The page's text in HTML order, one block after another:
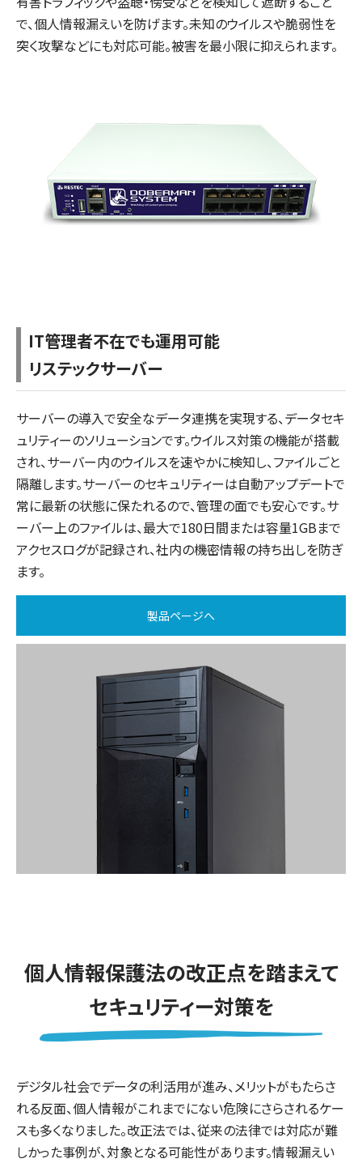
で、個人情報漏えいを防げます。未知のウイルスや脆弱性を
突く攻撃などにも対応可能。被害を最小限に抑えられます。
IT管理者不在でも運用可能
リステックサーバー
サーバーの導入で安全なデータ連携を実現する、データセキ
ュリティーのソリューションです。ウイルス対策の機能が搭載
され、サーバー内のウイルスを速やかに検知し、ファイルごと
隔離します。サーバーのセキュリティーは自動アップデートで
常に最新の状態に保たれるので、管理の面でも安心です。サ
ーバー上のファイルは、最大で180日間または容量1GBまで
アクセスログが記録され、社内の機密情報の持ち出しを防ぎ
ます。
製品ページへ
個人情報保護法の改正点を踏まえて
セキュリティー対策を
デジタル社会でデータの利活用が進み、メリットがもたらさ
れる反面、個人情報がこれまでにない危険にさらされるケー
スも多くなりました。改正法では、従来の法律では対応が難
しかった事例が、対象となる可能性があります。情報漏えい